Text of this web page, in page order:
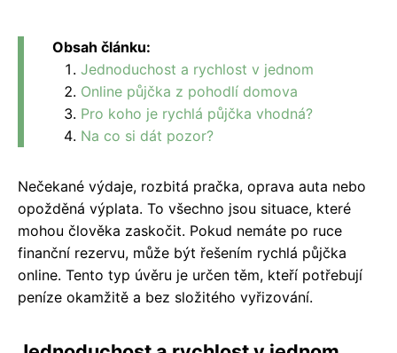
Obsah článku:
Jednoduchost a rychlost v jednom
Online půjčka z pohodlí domova
Pro koho je rychlá půjčka vhodná?
Na co si dát pozor?
Nečekané výdaje, rozbitá pračka, oprava auta nebo
opožděná výplata. To všechno jsou situace, které
mohou člověka zaskočit. Pokud nemáte po ruce
finanční rezervu, může být řešením rychlá půjčka
online. Tento typ úvěru je určen těm, kteří potřebují
peníze okamžitě a bez složitého vyřizování.